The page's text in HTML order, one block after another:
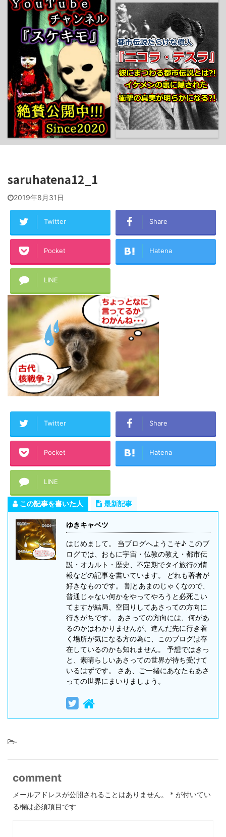
saruhatena12_1
2019年8月31日
Twitter Share
Pocket Hatena
LINE
Twitter Share
Pocket Hatena
LINE
この記事を書いた人 最新記事
ゆきキャベツ
はじめまして。 当ブログへようこそ♪ このブ
ログでは、おもに宇宙・仏教の教え・都市伝
説・オカルト・歴史、不定期でタイ旅行の情
報などの記事を書いています。 どれも著者が
好きなものです。 割とあまのじゃくなので、
普通じゃない何かをやってやろうと必死こい
てますが結局、空回りしてあさっての方向に
行きがちです。 あさっての方向には、何があ
るのかはわかりませんが、進んだ先に行き着
く場所が気になる方の為に、このブログは存
在しているのかも知れません。 予想ではきっ
と、素晴らしいあさっての世界が待ち受けて
いるはずです。 さあ、ご一緒にあなたもあさ
っての世界にまいりましょう。
-
comment
メールアドレスが公開されることはありません。 * が付いてい
る欄は必須項目です